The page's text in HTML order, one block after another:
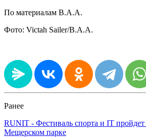
По материалам B.A.A.
Фото: Victah Sailer/B.A.A.
Ранее
RUNIT - Фестиваль спорта и IT
Мещерском парке